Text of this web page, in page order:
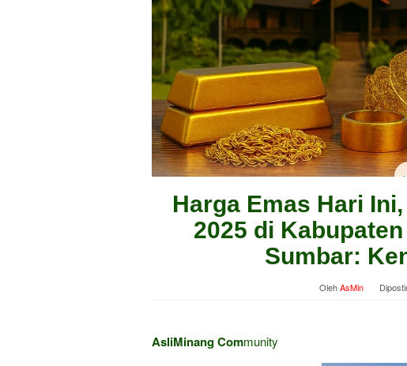
Harga Emas Hari
2025 di
Sumbar:
OlehAsMin
AsliMinang Community